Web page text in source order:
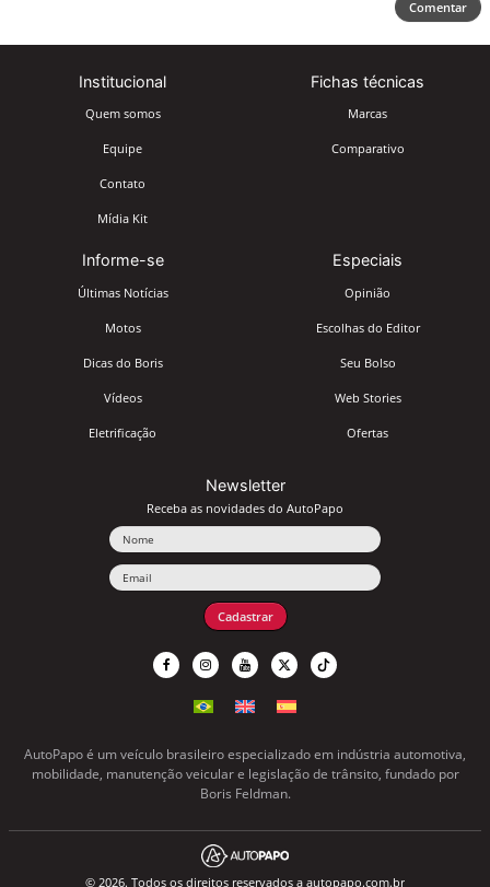
Comentar
Institucional
Quem somos
Equipe
Contato
Mídia Kit
Fichas técnicas
Marcas
Comparativo
Informe-se
Últimas Notícias
Motos
Dicas do Boris
Vídeos
Eletrificação
Especiais
Opinião
Escolhas do Editor
Seu Bolso
Web Stories
Ofertas
Newsletter
Receba as novidades do AutoPapo
Cadastrar
AutoPapo é um veículo brasileiro especializado em indústria automotiva,
mobilidade, manutenção veicular e legislação de trânsito, fundado por
Boris Feldman.
© 2026. Todos os direitos reservados a autopapo.com.br